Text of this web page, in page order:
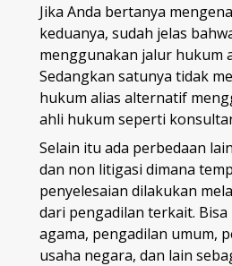
Jika Anda bertanya
keduanya, sudah jelas
menggunakan jalur hukum
Sedangkan satunya tidak
hukum alias alternatif
ahli hukum seperti
Selain itu ada perbedaan
dan non litigasi dimana
penyelesaian dilakukan
dari pengadilan terkait.
agama, pengadilan umum,
usaha negara, dan lain